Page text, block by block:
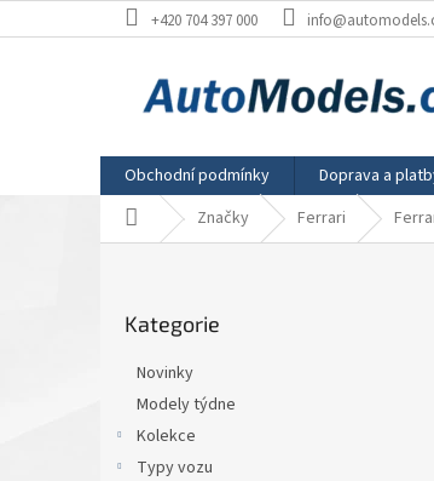
na
+420 704 397 000
Obchodní podmínky Doprava a
Domů Značky Ferrari
kategorie
Kategorie
Novinky
Modely týdne
Kolekce
Typy vozu